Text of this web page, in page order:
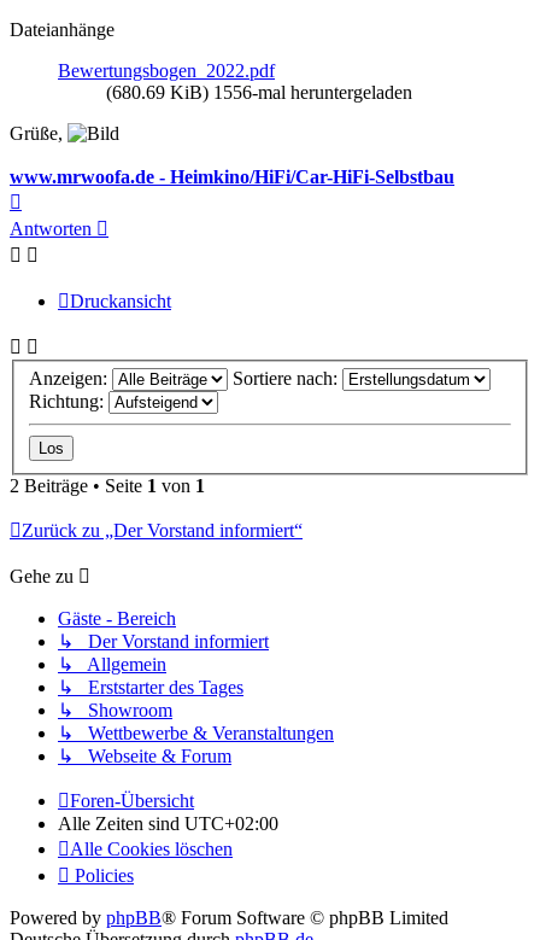
Dateianhänge
Bewertungsbogen_2022.pdf
(680.69 KiB) 1556-mal heruntergeladen
Grüße,
www.mrwoofa.de - Heimkino/HiFi/Car-HiFi-Selbstbau
oben
Antworten
Druckansicht
Anzeigen:
Sortiere nach:
Richtung:
2 Beiträge • Seite 1 von 1
Zurück zu „Der Vorstand informiert“
Gehe zu
Gäste - Bereich
↳ Der Vorstand informiert
↳ Allgemein
↳ Erststarter des Tages
↳ Showroom
↳ Wettbewerbe & Veranstaltungen
↳ Webseite & Forum
Foren-Übersicht
Alle Zeiten sind UTC+02:00
Alle Cookies löschen
Policies
Powered by phpBB® Forum Software © phpBB Limited